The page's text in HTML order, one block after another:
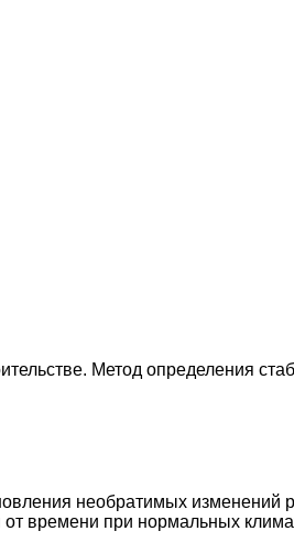
Метод определения
необратимых изменений
времени при нормальных